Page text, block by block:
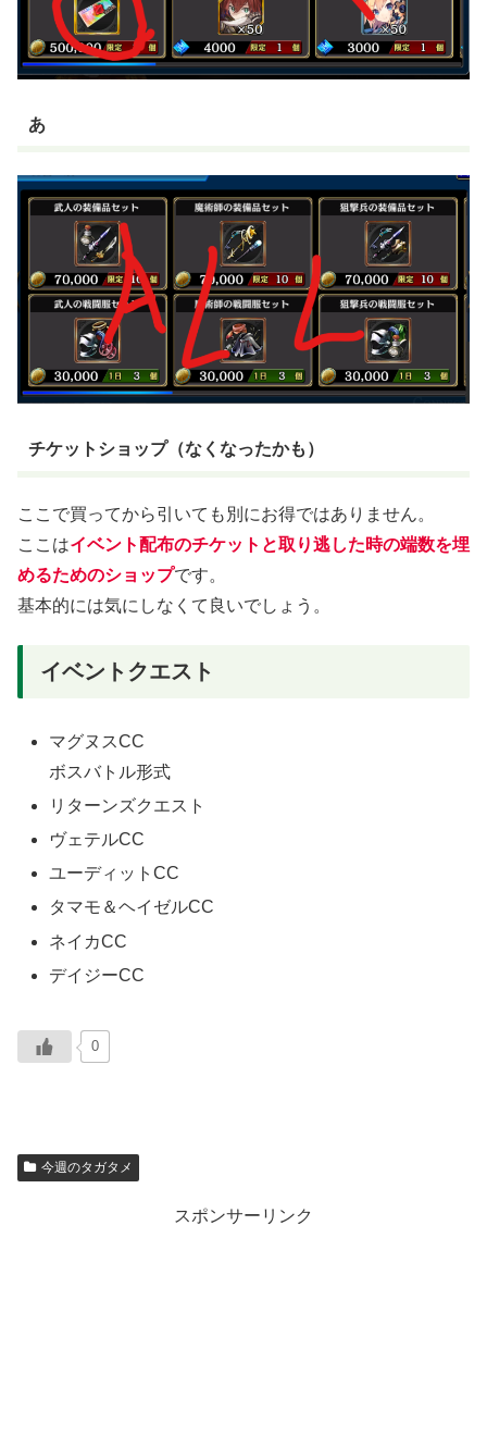
あ
チケットショップ（なくなったかも）
ここで買ってから引いても別にお得ではありません。
ここはイベント配布のチケットと取り逃した時の端数を埋
めるためのショップです。
基本的には気にしなくて良いでしょう。
イベントクエスト
マグヌスCC
ボスバトル形式
リターンズクエスト
ヴェテルCC
ユーディットCC
タマモ＆ヘイゼルCC
ネイカCC
デイジーCC
0
今週のタガタメ
スポンサーリンク